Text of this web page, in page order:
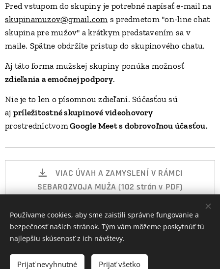
Pred vstupom do skupiny je potrebné napísať e-mail na
skupinamuzov@gmail.com s predmetom "on-line chat
skupina pre mužov" a krátkym predstavením sa v
maile. Spätne obdržíte prístup do skupinového chatu.
Aj táto forma mužskej skupiny ponúka možnosť
zdieľania a emočnej podpory.
Nie je to len o písomnou zdieľaní. Súčasťou sú
aj príležitostné skupinové videohovory
prostredníctvom Google Meet s dobrovoľnou účasťou.
VIAC ÚVAH A ZAMYSLENÍ V RÁMCI
SEBAROZVOJA MUŽA (102 strán v PDF)
© 2010 - 2026
MUDr. RNDr. Ján Poľa, MBA
Používame cookies, aby sme zaistili správne fungovanie a
bezpečnosť našich stránok. Tým vám môžeme poskytnúť tú
najlepšiu skúsenosť z ich návštevy.
Prijať nevyhnutné Prijať všetko